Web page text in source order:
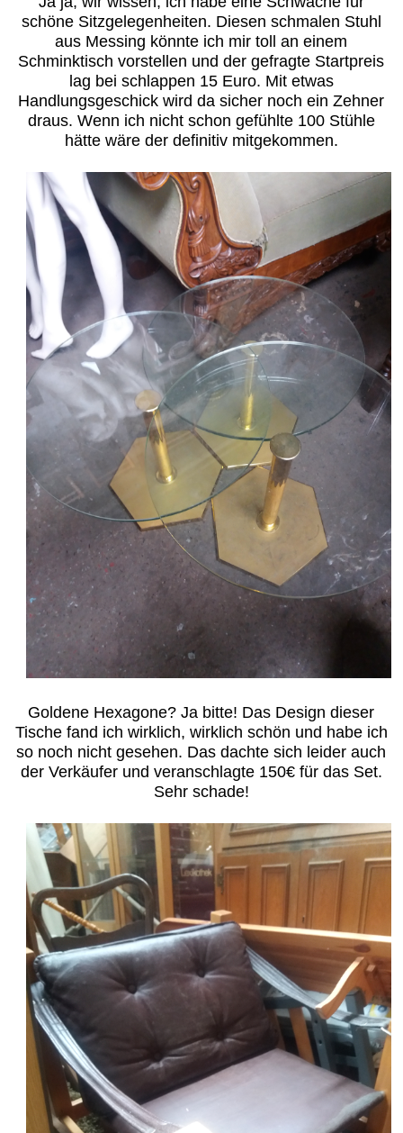
schöne Sitzgelegenheiten. Diesen schmalen Stuhl
aus Messing könnte ich mir toll an einem
Schminktisch vorstellen und der gefragte Startpreis
lag bei schlappen 15 Euro. Mit etwas
Handlungsgeschick wird da sicher noch ein Zehner
draus. Wenn ich nicht schon gefühlte 100 Stühle
hätte wäre der definitiv mitgekommen.
Goldene Hexagone? Ja bitte! Das Design dieser
Tische fand ich wirklich, wirklich schön und habe ich
so noch nicht gesehen. Das dachte sich leider auch
der Verkäufer und veranschlagte 150€ für das Set.
Sehr schade!